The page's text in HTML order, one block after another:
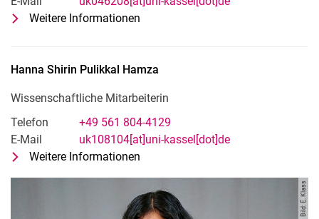
Weitere Informationen
Hanna Shirin Pulikkal Hamza
Wissenschaftliche Mitarbeiterin
Telefon
+49 561 804-4129
E-Mail
uk108104[at]uni-kassel[dot]de
Weitere Informationen
Bild: E. Klass